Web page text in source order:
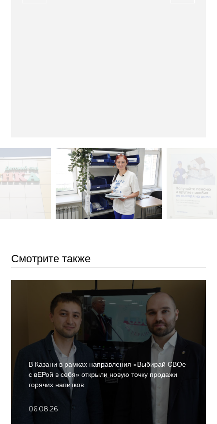
Смотрите также
В Казани в рамках направления «Выбирай СВОе
с вЕРой в себя» открыли новую точку продажи
горячих напитков
06.08.26